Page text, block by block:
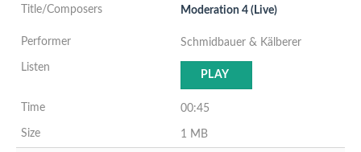
Moderation 4 (Live)
Schmidbauer & Kälberer
PLAY
00:45
1 MB